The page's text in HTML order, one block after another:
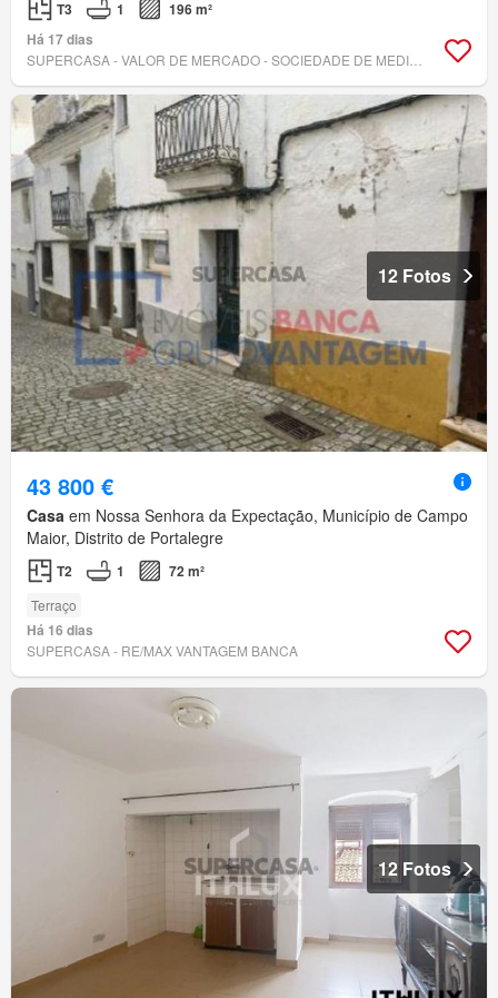
T3 1
196 m²
Há 17 dias
12 Fotos
43 800 €
Casa em Nossa Senhora da Expectação, Município de Campo
Maior, Distrito de Portalegre
T2 1 72 m²
Terraço
Há 16 dias
SUPERCASA - RE/MAX VANTAGEM BANCA
12 Fotos